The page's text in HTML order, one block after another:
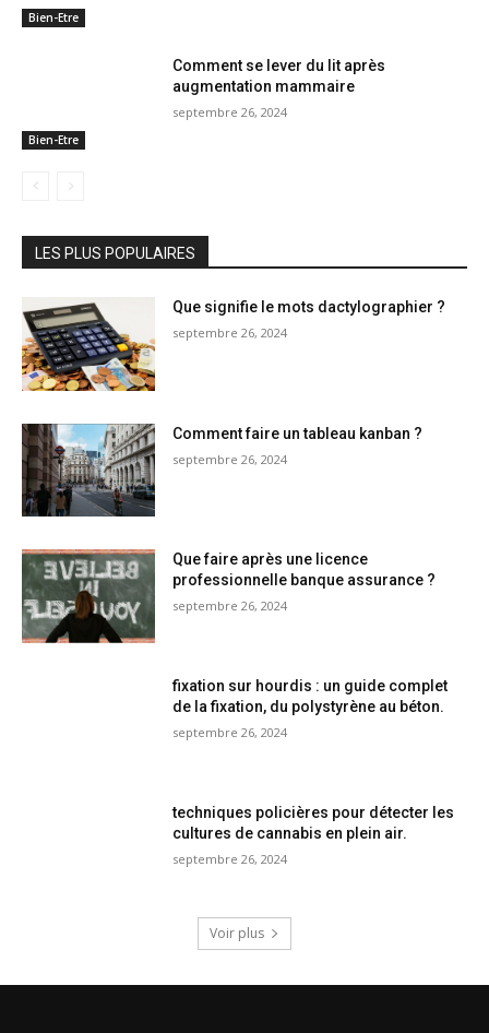
Bien-Etre
Bien-Etre
Comment se lever du lit après
augmentation mammaire
septembre 26, 2024
LES PLUS POPULAIRES
Que signifie le mots dactylographier ?
septembre 26, 2024
Comment faire un tableau kanban ?
septembre 26, 2024
Que faire après une licence
professionnelle banque assurance ?
septembre 26, 2024
fixation sur hourdis : un guide complet
de la fixation, du polystyrène au béton.
septembre 26, 2024
techniques policières pour détecter les
cultures de cannabis en plein air.
septembre 26, 2024
Voir plus